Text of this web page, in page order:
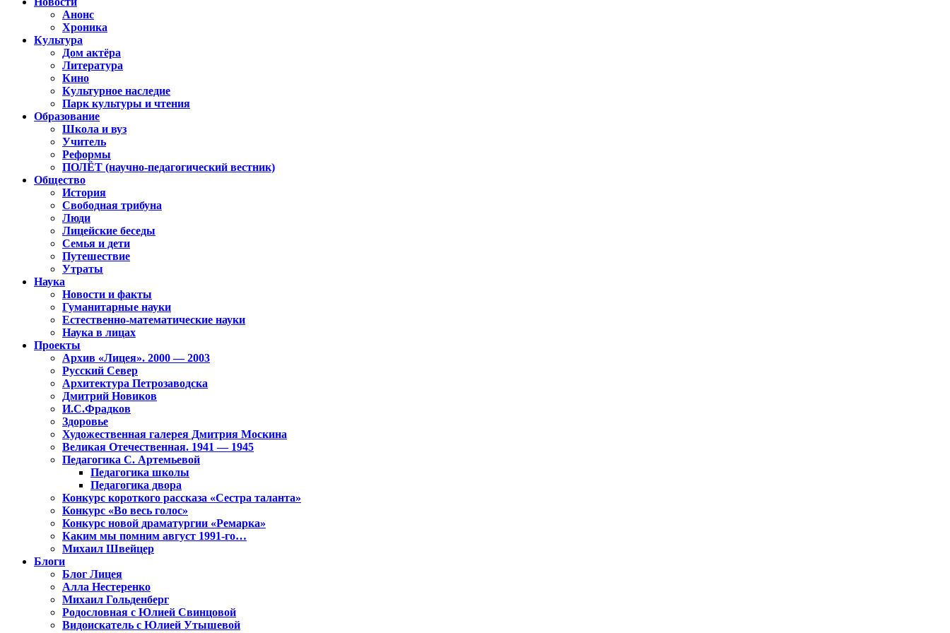
Анонс
Хроника
Культура
Дом актёра
Литература
Кино
Культурное наследие
Парк культуры и чтения
Образование
Школа и вуз
Учитель
Реформы
ПОЛЁТ (научно-педагогический вестник)
Общество
История
Свободная трибуна
Люди
Лицейские беседы
Семья и дети
Путешествие
Утраты
Наука
Новости и факты
Гуманитарные науки
Естественно-математические науки
Наука в лицах
Проекты
Архив «Лицея». 2000 — 2003
Русский Север
Архитектура Петрозаводска
Дмитрий Новиков
И.С.Фрадков
Здоровье
Художественная галерея Дмитрия Москина
Великая Отечественная. 1941 — 1945
Педагогика С. Артемьевой
Педагогика школы
Педагогика двора
Конкурс короткого рассказа «Сестра таланта»
Конкурс «Во весь голос»
Конкурс новой драматургии «Ремарка»
Каким мы помним август 1991-го…
Михаил Швейцер
Блоги
Блог Лицея
Алла Нестеренко
Михаил Гольденберг
Родословная с Юлией Свинцовой
Видоискатель с Юлией Утышевой